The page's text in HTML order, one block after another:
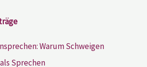
Warum Schweigen
Sprechen